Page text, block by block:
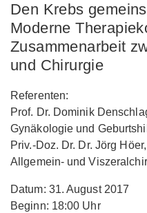
Den Krebs
Moderne
Zusammenarbeit
und Chirurgie
Referenten:
Prof. Dr. Dominik
Gynäkologie und
Priv.-Doz. Dr. Dr. Jörg
Allgemein- und
Datum: 31. August 2017
Beginn: 18:00 Uhr